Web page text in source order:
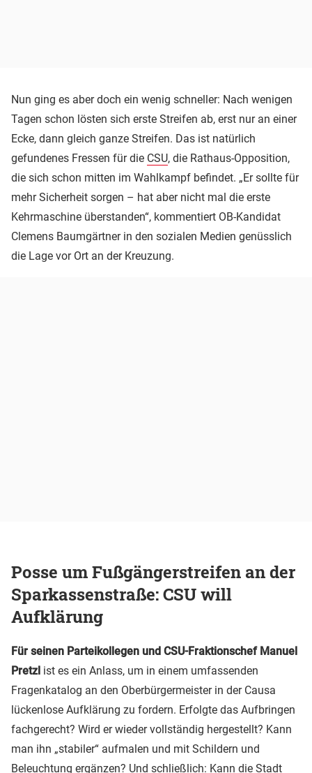
Nun ging es aber doch ein wenig schneller: Nach wenigen
Tagen schon lösten sich erste Streifen ab, erst nur an einer
Ecke, dann gleich ganze Streifen. Das ist natürlich
gefundenes Fressen für die CSU, die Rathaus-Opposition,
die sich schon mitten im Wahlkampf befindet. „Er sollte für
mehr Sicherheit sorgen – hat aber nicht mal die erste
Kehrmaschine überstanden“, kommentiert OB-Kandidat
Clemens Baumgärtner in den sozialen Medien genüsslich
die Lage vor Ort an der Kreuzung.
Posse um Fußgängerstreifen an der
Sparkassenstraße: CSU will
Aufklärung
Für seinen Parteikollegen und CSU-Fraktionschef Manuel
Pretzl ist es ein Anlass, um in einem umfassenden
Fragenkatalog an den Oberbürgermeister in der Causa
lückenlose Aufklärung zu fordern. Erfolgte das Aufbringen
fachgerecht? Wird er wieder vollständig hergestellt? Kann
man ihn „stabiler“ aufmalen und mit Schildern und
Beleuchtung ergänzen? Und schließlich: Kann die Stadt